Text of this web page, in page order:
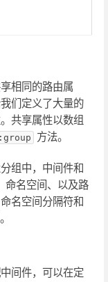
相同的路由属
们定义了大量的
共享属性以数组
方法。
组中，中间件和
命名空间、以及路
名空间分隔符和
间件，可以在定